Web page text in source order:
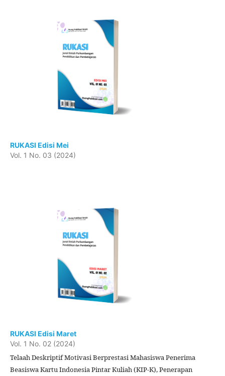
RUKASI Edisi Mei
Vol. 1 No. 03 (2024)
RUKASI Edisi Maret
Vol. 1 No. 02 (2024)
Telaah Deskriptif Motivasi Berprestasi Mahasiswa Penerima
Beasiswa Kartu Indonesia Pintar Kuliah (KIP-K), Penerapan